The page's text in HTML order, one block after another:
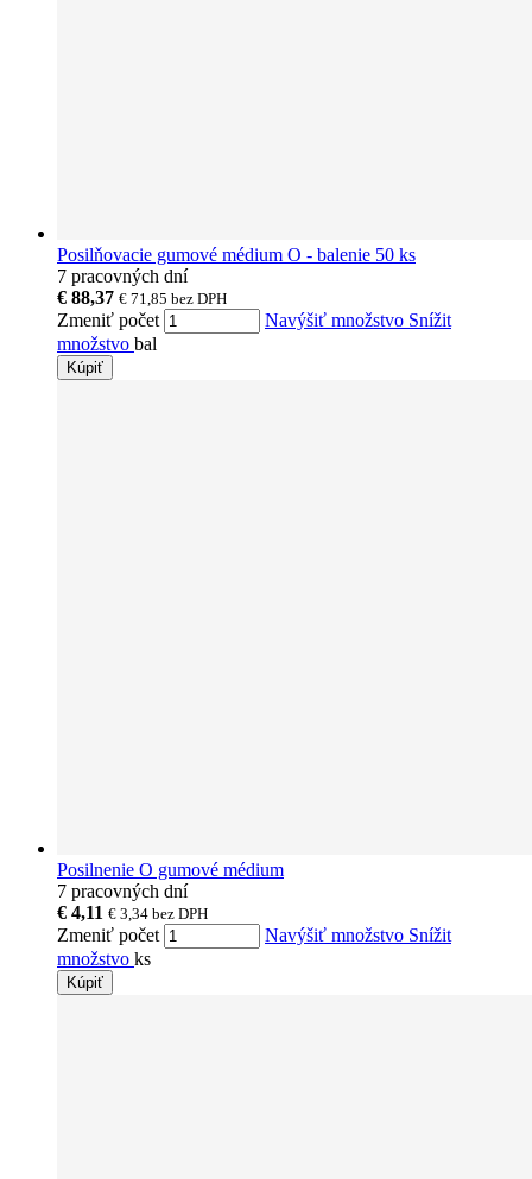
Posilňovacie gumové médium O - balenie 50 ks
7 pracovných dní
€ 88,37 € 71,85 bez DPH
Zmeniť počet Navýšiť množstvo Snížit
množstvo bal
Kúpiť
Posilnenie O gumové médium
7 pracovných dní
€ 4,11 € 3,34 bez DPH
Zmeniť počet Navýšiť množstvo Snížit
množstvo ks
Kúpiť